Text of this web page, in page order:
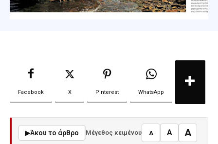
Facebook X Pinterest WhatsApp
▶Άκου το άρθρο Μέγεθος κειμένου A A A